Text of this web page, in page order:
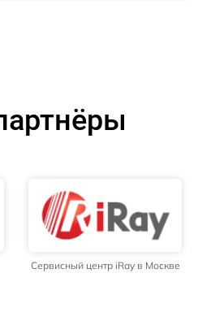
Сервисный центр iRay в Москве